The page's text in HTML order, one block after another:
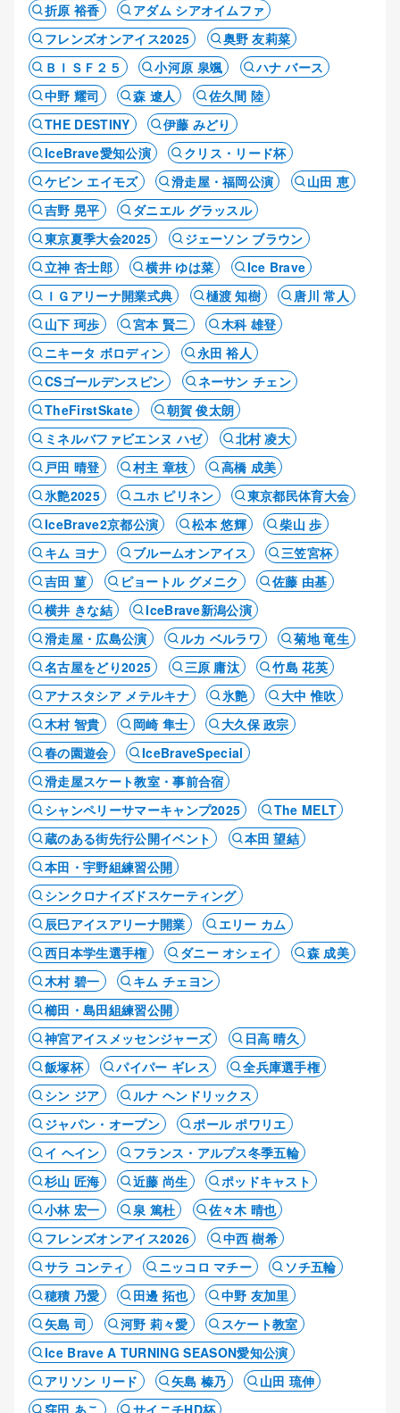
折原 裕香
アダム シアオイムファ
フレンズオンアイス2025
奥野 友莉菜
ＢＩＳＦ２５
小河原 泉颯
ハナ バース
中野 耀司
森 遼人
佐久間 陸
THE DESTINY
伊藤 みどり
IceBrave愛知公演
クリス・リード杯
ケビン エイモズ
滑走屋・福岡公演
山田 恵
吉野 晃平
ダニエル グラッスル
東京夏季大会2025
ジェーソン ブラウン
立神 杏士郎
横井 ゆは菜
Ice Brave
ＩＧアリーナ開業式典
樋渡 知樹
唐川 常人
山下 珂歩
宮本 賢二
木科 雄登
ニキータ ボロディン
永田 裕人
CSゴールデンスピン
ネーサン チェン
TheFirstSkate
朝賀 俊太朗
ミネルバファビエンヌ ハゼ
北村 凌大
戸田 晴登
村主 章枝
高橋 成美
氷艶2025
ユホ ピリネン
東京都民体育大会
IceBrave2京都公演
松本 悠輝
柴山 歩
キム ヨナ
ブルームオンアイス
三笠宮杯
吉田 菫
ピョートル グメニク
佐藤 由基
横井 きな結
IceBrave新潟公演
滑走屋・広島公演
ルカ ベルラワ
菊地 竜生
名古屋をどり2025
三原 庸汰
竹島 花英
アナスタシア メテルキナ
氷艶
大中 惟吹
木村 智貴
岡崎 隼士
大久保 政宗
春の園遊会
IceBraveSpecial
滑走屋スケート教室・事前合宿
シャンペリーサマーキャンプ2025
The MELT
蔵のある街先行公開イベント
本田 望結
本田・宇野組練習公開
シンクロナイズドスケーティング
辰巳アイスアリーナ開業
エリー カム
西日本学生選手権
ダニー オシェイ
森 成美
木村 碧一
キム チェヨン
櫛田・島田組練習公開
神宮アイスメッセンジャーズ
日高 晴久
飯塚杯
パイパー ギレス
全兵庫選手権
シン ジア
ルナ ヘンドリックス
ジャパン・オープン
ポール ポワリエ
イ ヘイン
フランス・アルプス冬季五輪
杉山 匠海
近藤 尚生
ポッドキャスト
小林 宏一
泉 篤杜
佐々木 晴也
フレンズオンアイス2026
中西 樹希
サラ コンティ
ニッコロ マチー
ソチ五輪
穂積 乃愛
田邊 拓也
中野 友加里
矢島 司
河野 莉々愛
スケート教室
Ice Brave A TURNING SEASON愛知公演
アリソン リード
矢島 榛乃
山田 琉伸